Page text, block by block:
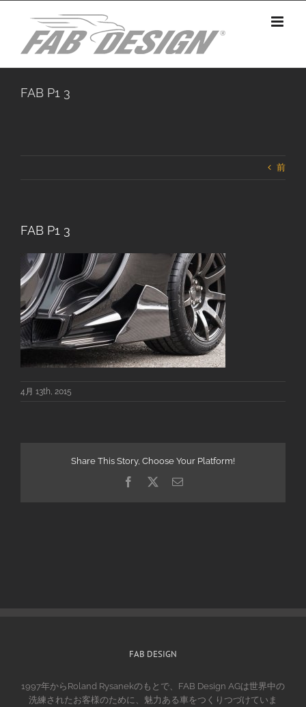
FAB P1 3
前
FAB P1 3
4月 13th, 2015
Share This Story, Choose Your Platform!
Facebook
電
FAB DESIGN
1997年からRoland Rysanekのもとで、FAB Design AGは世界中の
洗練されたお客様のために、魅力ある車をつくりつづけていま